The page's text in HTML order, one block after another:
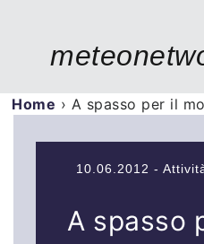
Home › A spasso per il
10.06.2012 -
A spasso